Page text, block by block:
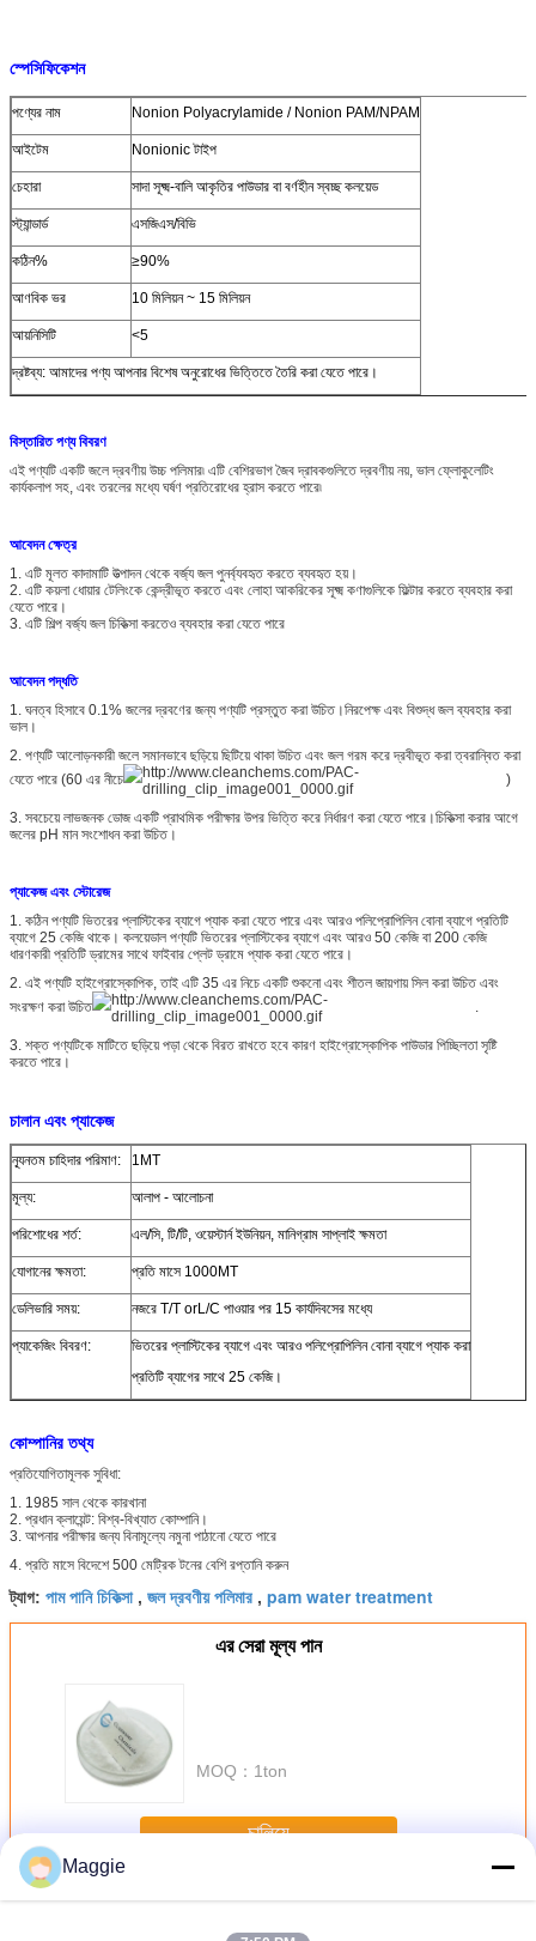
স্পেসিফিকেশন
পণ্যের নাম Nonion Polyacrylamide / Nonion PAM/NPAM
আইটেম Nonionic টাইপ
চেহারা সাদা সূক্ষ্ম-বালি আকৃতির পাউডার বা বর্ণহীন স্বচ্ছ কলয়েড
স্ট্যান্ডার্ড এসজিএস/বিভি
কঠিন% ≥90%
আণবিক ভর 10 মিলিয়ন ~ 15 মিলিয়ন
আয়নিসিটি <5
দ্রষ্টব্য: আমাদের পণ্য আপনার বিশেষ অনুরোধের ভিত্তিতে তৈরি করা যেতে পারে।
বিস্তারিত পণ্য বিবরণ
এই পণ্যটি একটি জলে দ্রবণীয় উচ্চ পলিমার৷ এটি বেশিরভাগ জৈব দ্রাবকগুলিতে দ্রবণীয় নয়, ভাল ফ্লোকুলেটিং
কার্যকলাপ সহ, এবং তরলের মধ্যে ঘর্ষণ প্রতিরোধের হ্রাস করতে পারে৷
আবেদন ক্ষেত্র
1. এটি মূলত কাদামাটি উত্পাদন থেকে বর্জ্য জল পুনর্ব্যবহৃত করতে ব্যবহৃত হয়।
2. এটি কয়লা ধোয়ার টেলিংকে কেন্দ্রীভূত করতে এবং লোহা আকরিকের সূক্ষ্ম কণাগুলিকে ফিল্টার করতে ব্যবহার করা
যেতে পারে।
3. এটি শিল্প বর্জ্য জল চিকিত্সা করতেও ব্যবহার করা যেতে পারে
আবেদন পদ্ধতি
1. ঘনত্ব হিসাবে 0.1% জলের দ্রবণের জন্য পণ্যটি প্রস্তুত করা উচিত।নিরপেক্ষ এবং বিশুদ্ধ জল ব্যবহার করা
ভাল।
2. পণ্যটি আলোড়নকারী জলে সমানভাবে ছড়িয়ে ছিটিয়ে থাকা উচিত এবং জল গরম করে দ্রবীভূত করা ত্বরান্বিত করা
যেতে পারে (60 এর নীচে
)
3. সবচেয়ে লাভজনক ডোজ একটি প্রাথমিক পরীক্ষার উপর ভিত্তি করে নির্ধারণ করা যেতে পারে।চিকিত্সা করার আগে
জলের pH মান সংশোধন করা উচিত।
প্যাকেজ এবং স্টোরেজ
1. কঠিন পণ্যটি ভিতরের প্লাস্টিকের ব্যাগে প্যাক করা যেতে পারে এবং আরও পলিপ্রোপিলিন বোনা ব্যাগে প্রতিটি
ব্যাগে 25 কেজি থাকে। কলয়েডাল পণ্যটি ভিতরের প্লাস্টিকের ব্যাগে এবং আরও 50 কেজি বা 200 কেজি
ধারণকারী প্রতিটি ড্রামের সাথে ফাইবার প্লেট ড্রামে প্যাক করা যেতে পারে।
2. এই পণ্যটি হাইগ্রোস্কোপিক, তাই এটি 35 এর নিচে একটি শুকনো এবং শীতল জায়গায় সিল করা উচিত এবং
সংরক্ষণ করা উচিত
.
3. শক্ত পণ্যটিকে মাটিতে ছড়িয়ে পড়া থেকে বিরত রাখতে হবে কারণ হাইগ্রোস্কোপিক পাউডার পিচ্ছিলতা সৃষ্টি
করতে পারে।
চালান এবং প্যাকেজ
ন্যূনতম চাহিদার পরিমাণ: 1MT
মূল্য: আলাপ - আলোচনা
পরিশোধের শর্ত: এল/সি, টি/টি, ওয়েস্টার্ন ইউনিয়ন, মানিগ্রাম সাপ্লাই ক্ষমতা
যোগানের ক্ষমতা: প্রতি মাসে 1000MT
ডেলিভারি সময়: নজরে T/T orL/C পাওয়ার পর 15 কার্যদিবসের মধ্যে
প্যাকেজিং বিবরণ:
ভিতরের প্লাস্টিকের ব্যাগে এবং আরও পলিপ্রোপিলিন বোনা ব্যাগে প্যাক করা
প্রতিটি ব্যাগের সাথে 25 কেজি।
কোম্পানির তথ্য
প্রতিযোগিতামূলক সুবিধা:
1. 1985 সাল থেকে কারখানা
2. প্রধান ক্লায়েন্ট: বিশ্ব-বিখ্যাত কোম্পানি।
3. আপনার পরীক্ষার জন্য বিনামূল্যে নমুনা পাঠানো যেতে পারে
4. প্রতি মাসে বিদেশে 500 মেট্রিক টনের বেশি রপ্তানি করুন
ট্যাগ: পাম পানি চিকিত্সা, জল দ্রবণীয় পলিমার , pam water treatment
এর সেরা মূল্য পান
MOQ： 1ton
চালিয়ে
অধিকপলিিয়াক্রামাইড পাম
Maggie